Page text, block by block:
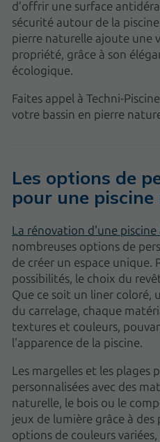
d’offrir une surface
sécurité autour de la
pierre naturelle ajoute une
propriété, grâce à son
écologique.
Faites appel à Techni-
votre bassin en pierre
Les options de
pour une
La rénovation d'une piscine
nombreuses options de
de créer un espace unique.
possibilités, le choix du
Que ce soit un liner coloré,
du carrelage, chaque
textures et couleurs,
l'apparence de la piscine.
Les margelles et les plages
personnalisées avec des
naturelle, le bois ou le
jeux de lumière grâce à des
options de couleurs